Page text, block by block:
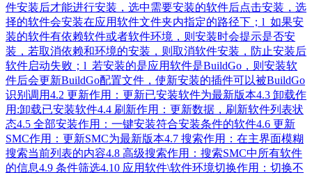
件安装后才能进行安装，选中需要安装的软件后点击安装，选
择的软件会安装在应用软件文件夹内指定的路径下；l 如果安
装的软件有依赖软件或者软件环境，则安装时会提示是否安
装，若取消依赖和环境的安装，则取消软件安装，防止安装后
软件启动失败；l 若安装的是应用软件是BuildGo，则安装软
件后会更新BuildGo配置文件，使新安装的插件可以被BuildGo
识别调用4.2 更新作用：更新已安装软件为最新版本4.3 卸载作
用:卸载已安装软件4.4 刷新作用：更新数据，刷新软件列表状
态4.5 全部安装作用：一键安装符合安装条件的软件4.6 更新
SMC作用：更新SMC为最新版本4.7 搜索作用：在主界面模糊
搜索当前列表的内容4.8 高级搜索作用：搜索SMC中所有软件
的信息4.9 条件筛选4.10 应用软件\软件环境切换作用：切换不